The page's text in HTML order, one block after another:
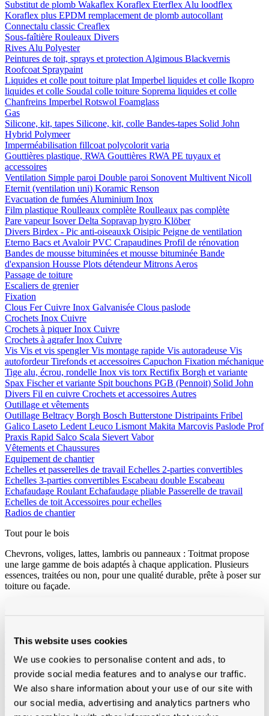
This website uses cookies
We use cookies to personalise content and ads, to
provide social media features and to analyse our traffic.
We also share information about your use of our site with
our social media, advertising and analytics partners who
Substitut de plomb Wakaflex Koraflex Eterflex Alu loodflex
Koraflex plus EPDM remplacement de plomb autocollant
Connectalu classic Creaflex
Sous-faîtière Rouleaux Divers
Rives Alu Polyester
Peintures de toit, sprays et protection Algimous Blackvernis
Roofcoat Spraypaint
Liquides et colle pout toiture plat Imperbel liquides et colle Ikopro
liquides et colle Soudal colle toiture Soprema liquides et colle
Chanfreins Imperbel Rotswol Foamglass
Gas
Silicone, kit, tapes Silicone, kit, colle Bandes-tapes Solid John
Hybrid Polymeer
Imperméabilisation fillcoat polycolorit varia
Gouttières plastique, RWA Gouttières RWA PE tuyaux et
accessoires
Ventilation Simple paroi Double paroi Sonovent Multivent Nicoll
Eternit (ventilation uni) Koramic Renson
Evacuation de fumées Aluminium Inox
Film plastique Roulleaux complète Roulleaux pas complète
Pare vapeurIsoverDelta Sopravap hygro Klöber
Divers Birdex - Pic anti-oiseauxk Oisipic Peigne de ventilation
Eterno Bacs et Avaloir PVC Crapaudines Profil de rénovation
Bandes de mousse bituminées et mousse bituminée Bande
d'expansion Housse Plots détendeurMitrons Aeros
Passage de toiture
Escaliers de grenier
Fixation
Clous FerCuivre Inox Galvanisée Clous paslode
Crochets Inox Cuivre
Crochets à piquerInox Cuivre
Crochets à agraferInox Cuivre
Vis Vis et vis spenglerVis montage rapide Vis autoradeuse Vis
autofordeurTirefonds et accessoires Capuchon Fixation méchanique
Tige alu, écrou, rondelle Inox vis torx Rectifix Borgh et variante
Spax Fischer et variante Spit bouchons PGB (Pennoit) Solid John
Divers Fil en cuivre Crochets et accessoires Autres
Outillage et vêtements
Outillage Beltracy Borgh Bosch Butterstone Distripaints Fribel
Galico Laseto Ledent Leuco Lismont Makita Marcovis Paslode Prof
Praxis Rapid Salco Scala Sievert Vabor
Vêtements et Chaussures
Equipement de chantier
Echelles et passerelles de travail Echelles 2-parties convertibles
Echelles 3-parties convertibles Escabeau double Escabeau
Echafaudage Roulant Echafaudage pliable Passerelle de travail
Echelles de toit Accessoires pour echelles
Radios de chantier
Tout pour le bois
Chevrons, voliges, lattes, lambris ou panneaux : Toitmat propose
une large gamme de bois adaptés à chaque application. Plusieurs
essences, traitées ou non, pour une qualité durable, prête à poser sur
toiture ou façade.
Loading...
Epicia
Contre-lattes
Voliges
SRN traîtées
SRN pas traîtées3/44/4
Douglas traîtées